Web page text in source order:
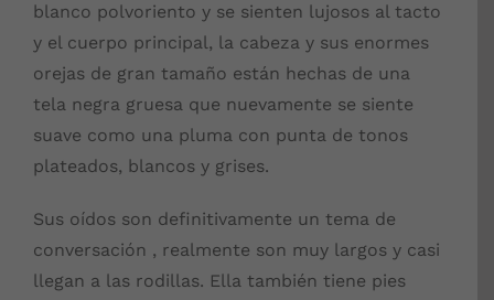
blanco polvoriento y se sienten lujosos al tacto
y el cuerpo principal, la cabeza y sus enormes
orejas de gran tamaño están hechas de una
tela negra gruesa que nuevamente se siente
suave como una pluma con punta de tonos
plateados, blancos y grises.
Sus oídos son definitivamente un tema de
conversación , realmente son muy largos y casi
llegan a las rodillas. Ella también tiene pies